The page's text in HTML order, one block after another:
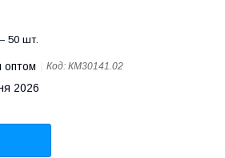
50 шт.
оптом Код: КМ30141.02
2026